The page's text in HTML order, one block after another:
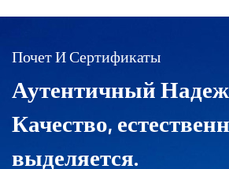
Почет И Сертификаты
Аутентичный
Качество,
выделяется.